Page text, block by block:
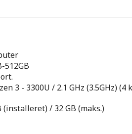
512GB
3 - 3300U / 2.1 GHz (3.5GHz)
(installeret) / 32 GB (maks.)